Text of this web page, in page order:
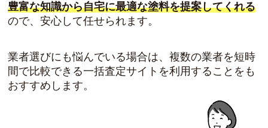
豊富な知識から自宅に最適な塗料を提案してくれる
ので、安心して任せられます。
業者選びにも悩んでいる場合は、複数の業者を短時
間で比較できる一括査定サイトを利用することをも
おすすめします。